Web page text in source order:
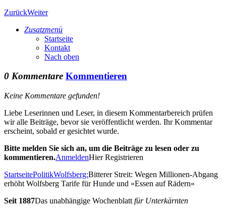
ZurückWeiter
Zusatzmenü
Startseite
Kontakt
Nach oben
0 Kommentare Kommentieren
Keine Kommentare gefunden!
Liebe Leserinnen und Leser, in diesem Kommentarbereich prüfen
wir alle Beiträge, bevor sie veröffentlicht werden. Ihr Kommentar
erscheint, sobald er gesichtet wurde.
Bitte melden Sie sich an, um die Beiträge zu lesen oder zu
kommentieren.AnmeldenHier Registrieren
StartseitePolitikWolfsberg:Bitterer Streit: Wegen Millionen-Abgang
erhöht Wolfsberg Tarife für Hunde und »Essen auf Rädern«
Seit 1887Das unabhängige Wochenblatt für Unterkärnten